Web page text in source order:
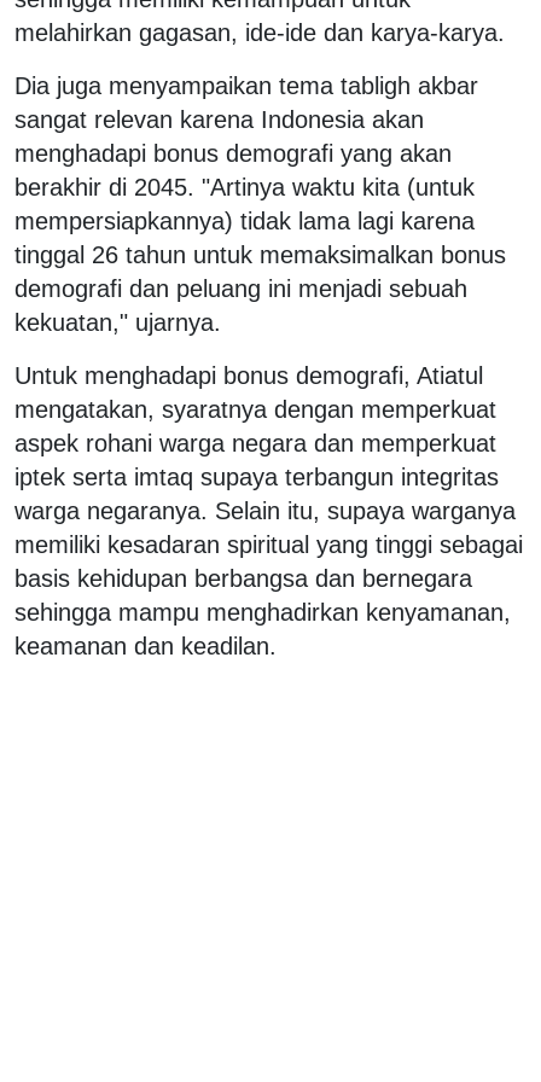
melahirkan gagasan, ide-ide dan karya-karya.
Dia juga menyampaikan tema tabligh akbar
sangat relevan karena Indonesia akan
menghadapi bonus demografi yang akan
berakhir di 2045. "Artinya waktu kita (untuk
mempersiapkannya) tidak lama lagi karena
tinggal 26 tahun untuk memaksimalkan bonus
demografi dan peluang ini menjadi sebuah
kekuatan," ujarnya.
Untuk menghadapi bonus demografi, Atiatul
mengatakan, syaratnya dengan memperkuat
aspek rohani warga negara dan memperkuat
iptek serta imtaq supaya terbangun integritas
warga negaranya. Selain itu, supaya warganya
memiliki kesadaran spiritual yang tinggi sebagai
basis kehidupan berbangsa dan bernegara
sehingga mampu menghadirkan kenyamanan,
keamanan dan keadilan.